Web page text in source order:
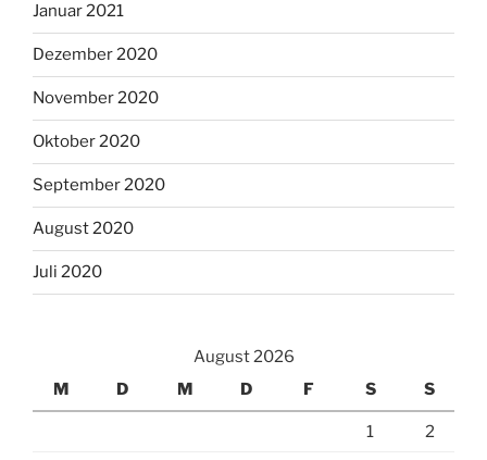
Januar 2021
Dezember 2020
November 2020
Oktober 2020
September 2020
August 2020
Juli 2020
August 2026
M
D M D F S S
1 2